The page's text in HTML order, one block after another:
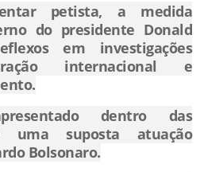
petista, a medida
do presidente Donald
em investigações
internacional e
dentro das
uma suposta atuação
Bolsonaro.